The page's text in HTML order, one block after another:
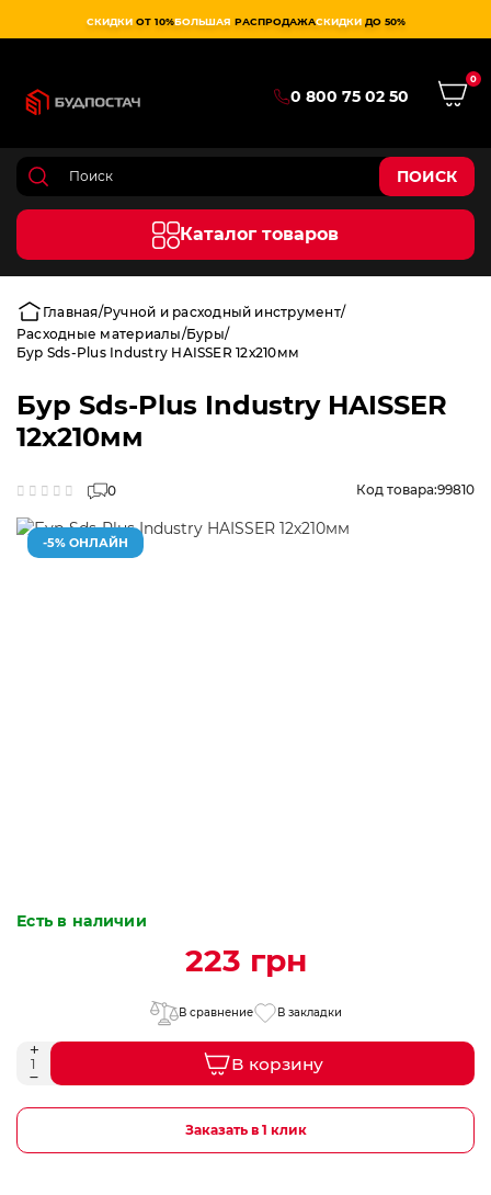
СКИДКИ ОТ 10%БОЛЬШАЯ РАСПРОДАЖАСКИДКИ ДО 50%
0 800 75 02 50
0
ПОИСК
Каталог товаров
Главная Ручной и расходный инструмент
Расходные материалы Буры
Бур Sds-Plus Industry HAISSER 12х210мм
Бур Sds-Plus Industry HAISSER
12х210мм
0 Код товара:99810
-5% ОНЛАЙН
Есть в наличии
223 грн
В сравнение В закладки
В корзину
Заказать в 1 клик